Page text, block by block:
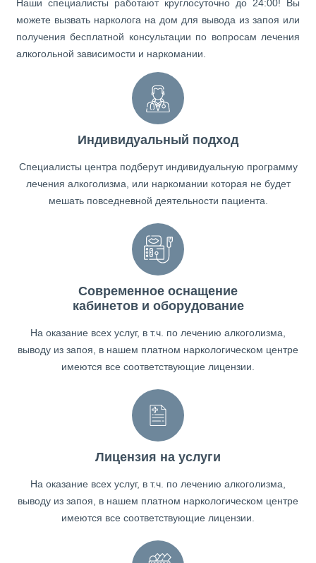
Наши специалисты работают круглосуточно до 24:00! Вы
можете вызвать нарколога на дом для вывода из запоя или
получения бесплатной консультации по вопросам лечения
алкогольной зависимости и наркомании.
Индивидуальный подход
Специалисты центра подберут индивидуальную программу
лечения алкоголизма, или наркомании которая не будет
мешать повседневной деятельности пациента.
Современное оснащение
кабинетов и оборудование
На оказание всех услуг, в т.ч. по лечению алкоголизма,
выводу из запоя, в нашем платном наркологическом центре
имеются все соответствующие лицензии.
Лицензия на услуги
На оказание всех услуг, в т.ч. по лечению алкоголизма,
выводу из запоя, в нашем платном наркологическом центре
имеются все соответствующие лицензии.